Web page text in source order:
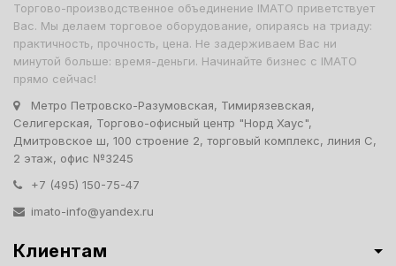
Торгово-производственное объединение IMATO приветствует
Вас. Мы делаем торговое оборудование, опираясь на триаду:
практичность, прочность, цена. Не задерживаем Вас ни
минутой больше: время-деньги. Начинайте бизнес с IMATO
прямо сейчас!
Метро Петровско-Разумовская, Тимирязевская,
Селигерская, Торгово-офисный центр "Норд Хаус",
Дмитровское ш, 100 строение 2, торговый комплекс, линия С,
2 этаж, офис №3245
+7 (495) 150-75-47
imato-info@yandex.ru
Клиентам